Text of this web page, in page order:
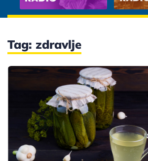
Tag: zdravlje